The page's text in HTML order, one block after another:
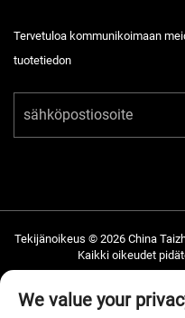
Tervetuloa kommunikoimaan
tuotetiedon
Tekijänoikeus © 2026 China
Kaikki oikeudet
We value your